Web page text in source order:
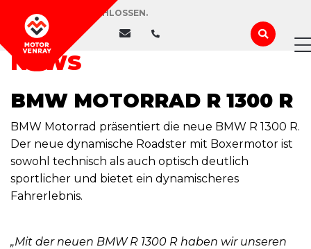
WIR HABEN GESCHLOSSEN.
NEWS
BMW MOTORRAD R 1300 R
BMW Motorrad präsentiert die neue BMW R 1300 R.
Der neue dynamische Roadster mit Boxermotor ist
sowohl technisch als auch optisch deutlich
sportlicher und bietet ein dynamischeres
Fahrerlebnis.
„Mit der neuen BMW R 1300 R haben wir unseren